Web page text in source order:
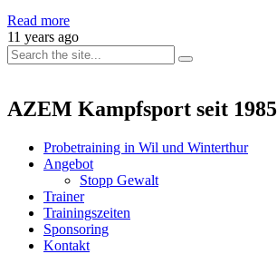
Read more
11 years ago
AZEM Kampfsport seit 1985
Probetraining in Wil und Winterthur
Angebot
Stopp Gewalt
Trainer
Trainingszeiten
Sponsoring
Kontakt